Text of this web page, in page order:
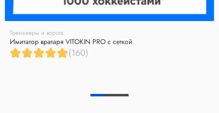
Тренажеры и ворота
Имитатор вратаря VITOKIN PRO с сеткой
(160)